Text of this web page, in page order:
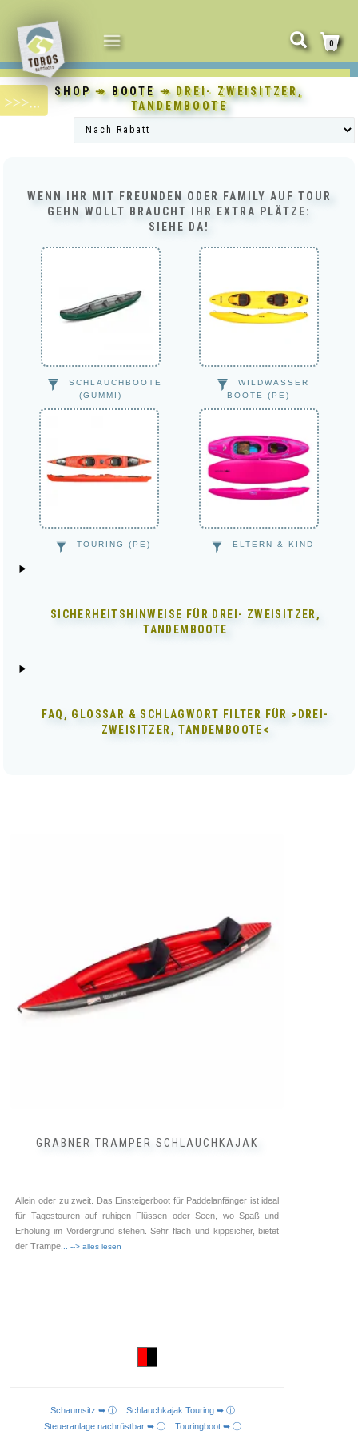
NAVIGATION
UMSCHALTEN
0
SHOP↠ BOOTE↠ DREI- ZWEISITZER,
TANDEMBOOTE
WENN IHR MIT FREUNDEN ODER FAMILY AUF TOUR
GEHN WOLLT BRAUCHT IHR EXTRA PLÄTZE:
SIEHE DA!
SCHLAUCHBOOTE
(GUMMI)
WILDWASSER
BOOTE (PE)
TOURING (PE) ELTERN & KIND
SICHERHEITSHINWEISE FÜR DREI- ZWEISITZER,
TANDEMBOOTE
FAQ, GLOSSAR & SCHLAGWORT FILTER FÜR >DREI-
ZWEISITZER, TANDEMBOOTE<
GRABNER TRAMPER SCHLAUCHKAJAK
Allein oder zu zweit. Das Einsteigerboot für Paddelanfänger ist ideal
für Tagestouren auf ruhigen Flüssen oder Seen, wo Spaß und
Erholung im Vordergrund stehen. Sehr flach und kippsicher, bietet
der Trampe ... --> alles lesen
IN DEN WARENKORB
Schaumsitz ➥ ⓘ Schlauchkajak Touring ➥ ⓘ
Steueranlage nachrüstbar ➥ ⓘ Touringboot ➥ ⓘ